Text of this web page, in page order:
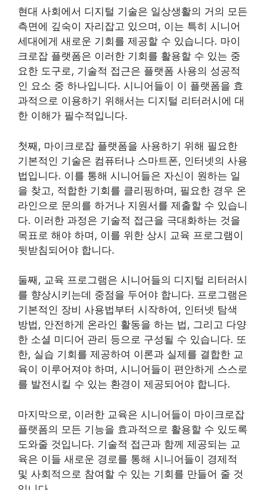
현대 사회에서 디지털 기술은 일상생활의 거의 모든
측면에 깊숙이 자리잡고 있으며, 이는 특히 시니어
세대에게 새로운 기회를 제공할 수 있습니다. 마이
크로잡 플랫폼은 이러한 기회를 활용할 수 있는 중
요한 도구로, 기술적 접근은 플랫폼 사용의 성공적
인 요소 중 하나입니다. 시니어들이 이 플랫폼을 효
과적으로 이용하기 위해서는 디지털 리터러시에 대
한 이해가 필수적입니다.
첫째, 마이크로잡 플랫폼을 사용하기 위해 필요한
기본적인 기술은 컴퓨터나 스마트폰, 인터넷의 사용
법입니다. 이를 통해 시니어들은 자신이 원하는 일
을 찾고, 적합한 기회를 클리핑하며, 필요한 경우 온
라인으로 문의를 하거나 지원서를 제출할 수 있습니
다. 이러한 과정은 기술적 접근을 극대화하는 것을
목표로 해야 하며, 이를 위한 상시 교육 프로그램이
뒷받침되어야 합니다.
둘째, 교육 프로그램은 시니어들의 디지털 리터러시
를 향상시키는데 중점을 두어야 합니다. 프로그램은
기본적인 장비 사용법부터 시작하여, 인터넷 탐색
방법, 안전하게 온라인 활동을 하는 법, 그리고 다양
한 소셜 미디어 관리 등으로 구성될 수 있습니다. 또
한, 실습 기회를 제공하여 이론과 실제를 결합한 교
육이 이루어져야 하며, 시니어들이 편안하게 스스로
를 발전시킬 수 있는 환경이 제공되어야 합니다.
마지막으로, 이러한 교육은 시니어들이 마이크로잡
플랫폼의 모든 기능을 효과적으로 활용할 수 있도록
도와줄 것입니다. 기술적 접근과 함께 제공되는 교
육은 이들 새로운 경로를 통해 시니어들이 경제적
및 사회적으로 참여할 수 있는 기회를 만들어 줄 것